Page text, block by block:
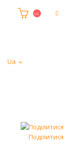
Ua
Поділитися